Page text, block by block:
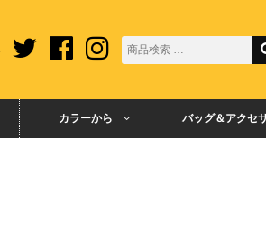
カラーから バッグ＆アクセ